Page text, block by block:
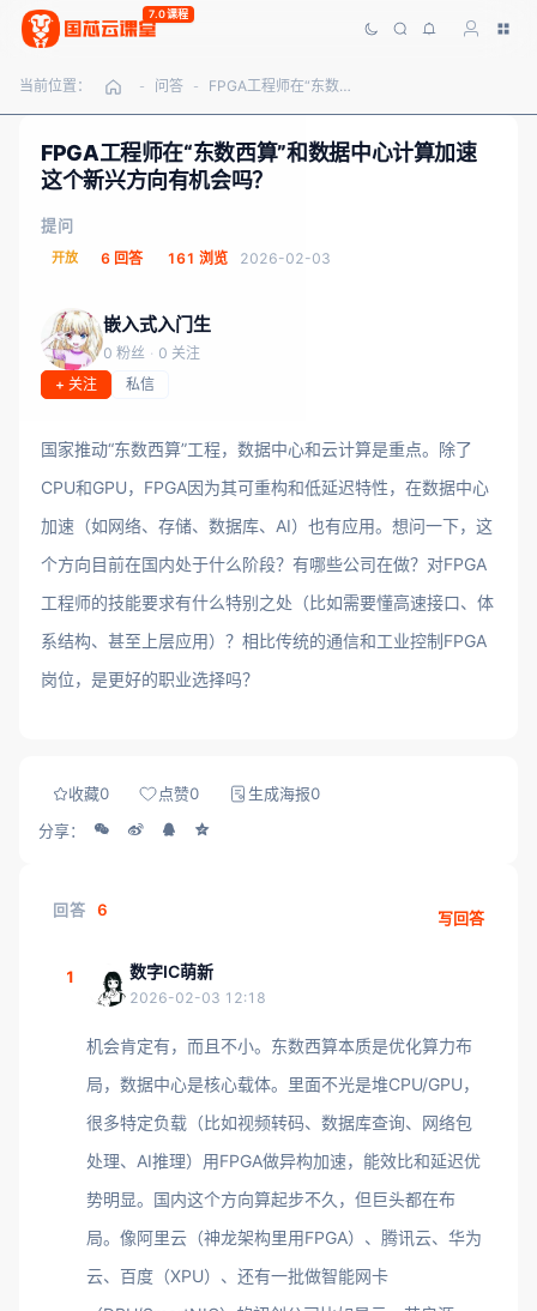
7.0课程
当前位置： - 问答 - FPGA工程师在“东数西算”和数据中心计算加速这个新兴方向有机会吗？
FPGA工程师在“东数西算”和数据中心计算加速
这个新兴方向有机会吗？
提问
开放 6 回答 161 浏览 2026-02-03
嵌入式入门生
0 粉丝 · 0 关注
+ 关注
私信
国家推动“东数西算”工程，数据中心和云计算是重点。除了
CPU和GPU，FPGA因为其可重构和低延迟特性，在数据中心
加速（如网络、存储、数据库、AI）也有应用。想问一下，这
个方向目前在国内处于什么阶段？有哪些公司在做？对FPGA
工程师的技能要求有什么特别之处（比如需要懂高速接口、体
系结构、甚至上层应用）？相比传统的通信和工业控制FPGA
岗位，是更好的职业选择吗？
收藏0 点赞0 生成海报0
分享：
回答 6 写回答
1 数字IC萌新
2026-02-03 12:18
机会肯定有，而且不小。东数西算本质是优化算力布
局，数据中心是核心载体。里面不光是堆CPU/GPU，
很多特定负载（比如视频转码、数据库查询、网络包
处理、AI推理）用FPGA做异构加速，能效比和延迟优
势明显。国内这个方向算起步不久，但巨头都在布
局。像阿里云（神龙架构里用FPGA）、腾讯云、华为
云、百度（XPU）、还有一批做智能网卡